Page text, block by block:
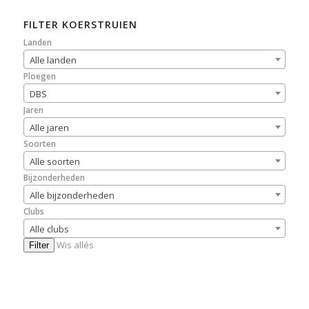
FILTER KOERSTRUIEN
Landen
Alle landen
Ploegen
DBS
Jaren
Alle jaren
Soorten
Alle soorten
Bijzonderheden
Alle bijzonderheden
Clubs
Alle clubs
Filter Wis allés